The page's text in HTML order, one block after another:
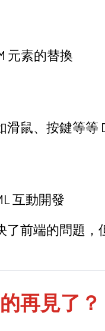
元素的替換
鼠、按鍵等等
互動開發
了前端的問題，
再見了？